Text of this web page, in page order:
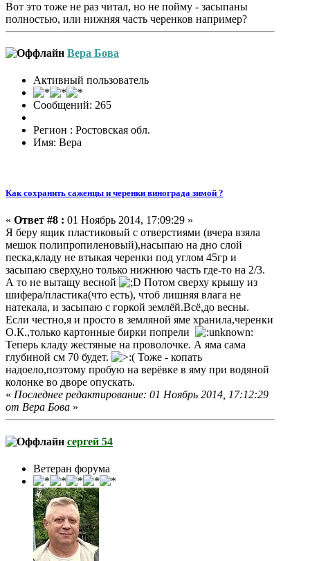
Вот это тоже не раз читал, но не пойму - засыпаны
полностью, или нижняя часть черенков например?
Вера Бова
Активный пользователь
Сообщений: 265
Регион : Ростовская обл.
Имя: Вера
Как сохранить саженцы и черенки винограда зимой ?
« Ответ #8 : 01 Ноябрь 2014, 17:09:29 »
Я беру ящик пластиковый с отверстиями (вчера взяла
мешок полипропиленовый),насыпаю на дно слой
песка,кладу не втыкая черенки под углом 45гр и
засыпаю сверху,но только нижнюю часть где-то на 2/3.
А то не вытащу весной
Потом сверху крышу из
шифера/пластика(что есть), чтоб лишняя влага не
натекала, и засыпаю с горкой землёй.Всё,до весны.
Если честно,я и просто в земляной яме хранила,черенки
О.К.,только картонные бирки попрели
Теперь кладу жестяные на проволочке. А яма сама
глубиной см 70 будет.
Тоже - копать
надоело,поэтому пробую на верёвке в яму при водяной
колонке во дворе опускать.
« Последнее редактирование: 01 Ноябрь 2014, 17:12:29
от Вера Бова »
сергей 54
Ветеран форума